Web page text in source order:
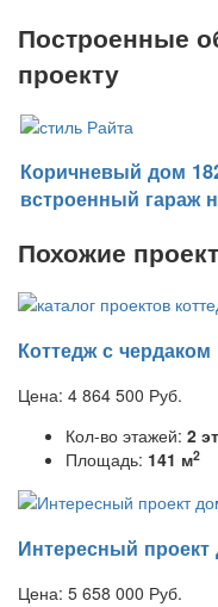
Построенные
проекту
Коричневый дом
встроенный гараж
Похожие
Коттедж с чердаком
Цена: 4 864 500 Руб.
Кол-во этажей: 2
Площадь: 141 м2
Интересный
Цена: 5 658 000 Руб.